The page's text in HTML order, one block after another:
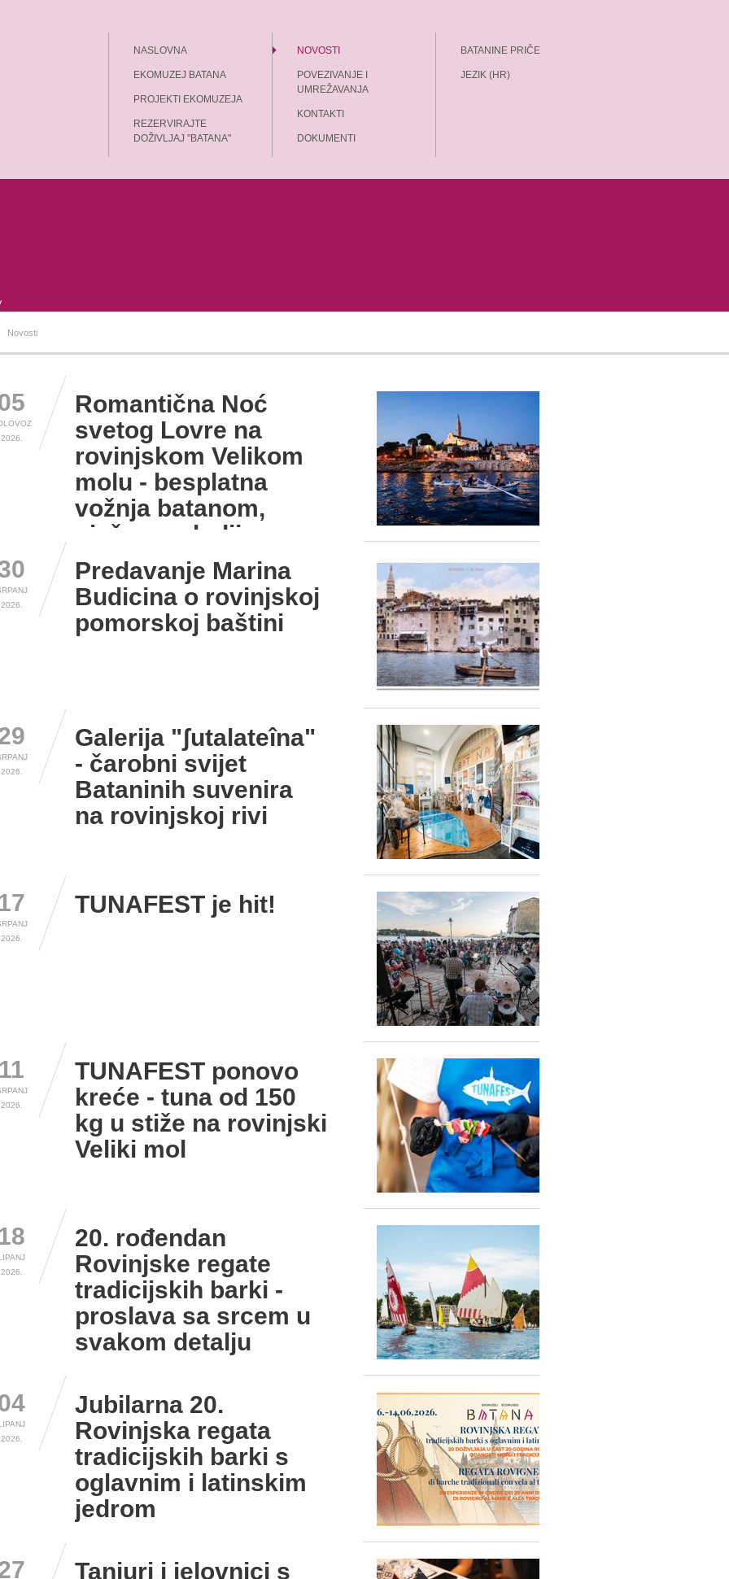
NASLOVNA
EKOMUZEJ BATANA
PROJEKTI EKOMUZEJA
REZERVIRAJTE
DOŽIVLJAJ "BATANA"
NOVOSTI
POVEZIVANJE I
UMREŽAVANJA
KONTAKTI
DOKUMENTI
BATANINE PRIČE
JEZIK (HR)
Novosti
2026.
Romantična Noć
svetog Lovre na
rovinjskom Velikom
molu - besplatna
vožnja batanom,
nježne melodije,...
2026.
Predavanje Marina
Budicina o rovinjskoj
pomorskoj baštini
2026.
Galerija "ʃutalateîna"
- čarobni svijet
Bataninih suvenira
na rovinjskoj rivi
2026.
TUNAFEST je hit!
2026.
TUNAFEST ponovo
kreće - tuna od 150
kg u stiže na rovinjski
Veliki mol
2026.
20. rođendan
Rovinjske regate
tradicijskih barki -
proslava sa srcem u
svakom detalju
2026.
Jubilarna 20.
Rovinjska regata
tradicijskih barki s
oglavnim i latinskim
jedrom
Tanjuri i jelovnici s